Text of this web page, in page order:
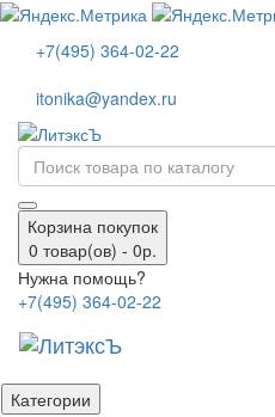
+7(495) 364-02-22
itonika@yandex.ru
Корзина покупок
0 товар(ов) - 0р.
Нужна помощь?
+7(495) 364-02-22
Категории